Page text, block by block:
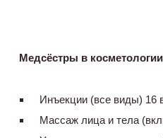
Медсёстры в
Инъекции (все виды) 16
Массаж лица и тела